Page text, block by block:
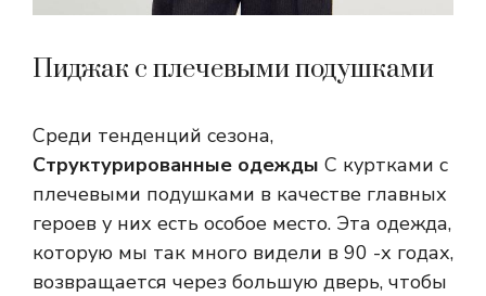
Пиджак с плечевыми подушками
Среди тенденций сезона,
Структурированные одежды С куртками с
плечевыми подушками в качестве главных
героев у них есть особое место. Эта одежда,
которую мы так много видели в 90 -х годах,
возвращается через большую дверь, чтобы